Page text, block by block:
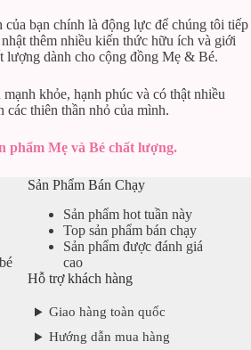
của bạn chính là động lực để chúng tôi tiếp
thêm nhiều kiến thức hữu ích và giới
lượng dành cho cộng đồng Mẹ & Bé.
khỏe, hạnh phúc và có thật nhiều
các thiên thần nhỏ của mình.
phẩm Mẹ và Bé chất lượng.
Sản Phẩm Bán Chạy
Sản phẩm hot tuần này
Top sản phẩm bán chạy
Sản phẩm được đánh giá
cao
Hỗ trợ khách hàng
Giao hàng toàn quốc
Hướng dẫn mua hàng